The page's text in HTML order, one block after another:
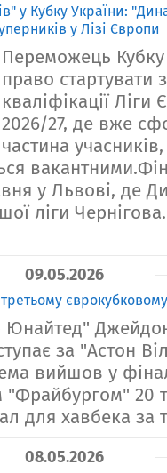
у Кубку України:
у Лізі Європи
Переможець
право стартувати
кваліфікації Ліги
2026/27, де вже
частина
у Львові, де
ліги
09.05.2026
Юнайтед"
за "Астон
вийшов у
"Фрайбургом" 20
для хавбека за
08.05.2026